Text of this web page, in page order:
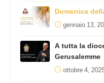
Domenica
gennaio 13,
A tutta la
Gerusalemme
ottobre 4,